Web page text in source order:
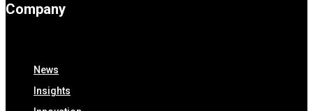
Company
News
Insights